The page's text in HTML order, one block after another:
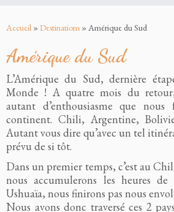
Accueil »Destinations »Amérique du Sud
Amérique du Sud
L’Amérique du Sud, dernière
Monde ! A quatre mois du retour,
autant d’enthousiasme que nous
continent. Chili, Argentine,
Autant vous dire qu’avec un tel
prévu de si tôt.
Dans un premier temps, c’est au
nous accumulerons les heures
Ushuaïa, nous finirons pas nous
Nous avons donc traversé ces 2